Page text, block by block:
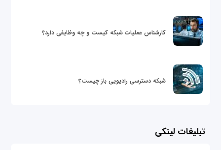
کارشناس عملیات شبکه کیست و چه وظایفی دارد؟
شبکه دسترسی رادیویی باز چیست؟
تبلیغات لینکی